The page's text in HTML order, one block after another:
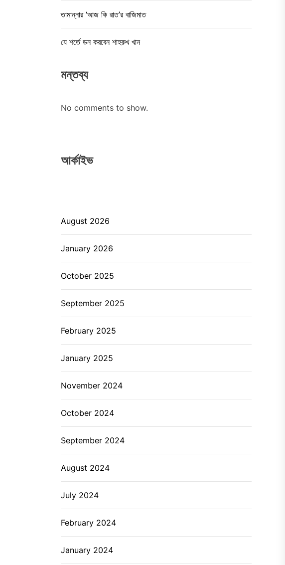
তামান্নার ‘আজ কি রাত’র বাজিমাত
যে শর্তে ডন করবেন শাহরুখ খান
মন্তব্য
No comments to show.
আর্কাইভ
August 2026
January 2026
October 2025
September 2025
February 2025
January 2025
November 2024
October 2024
September 2024
August 2024
July 2024
February 2024
January 2024